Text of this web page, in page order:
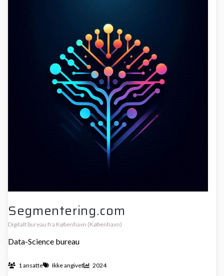
Segmentering.com
Digitalt bureau fra København (København)
Data-Science bureau
1 ansatte Ikke angivet 2024